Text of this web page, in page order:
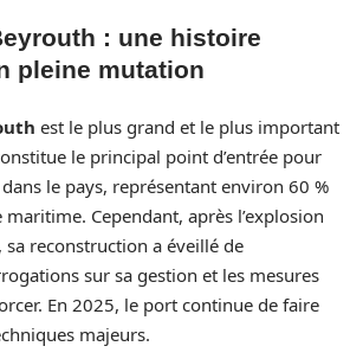
: une histoire
pleine mutation
est le plus grand et le plus important
le principal point d’entrée pour
le pays, représentant environ 60 %
Cependant, après l’explosion
reconstruction a éveillé de
sur sa gestion et les mesures
En 2025, le port continue de faire
majeurs.